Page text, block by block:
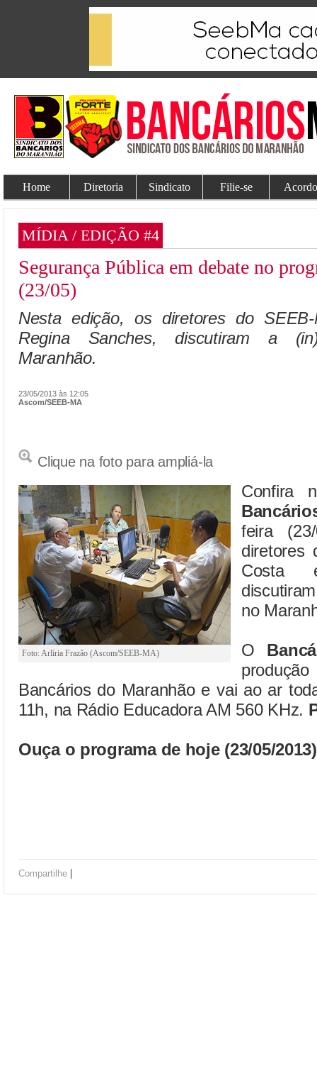
Home Diretoria Sindicato Filie-se
MÍDIA / EDIÇÃO #4
Segurança Pública em debate no
(23/05)
Nesta edição, os diretores do
Regina Sanches, discutiram a
Maranhão.
23/05/2013 às 12:05
Ascom/SEEB-MA
Clique na foto para ampliá-la
Foto: Arlíria Frazão (Ascom/SEEB-MA)
Confira
feira
diretores
Costa
no
O
Bancários do Maranhão e vai ao ar
11h, na Rádio Educadora AM 560 KHz.
Ouça o programa de hoje (23/05/
Compartilhe |